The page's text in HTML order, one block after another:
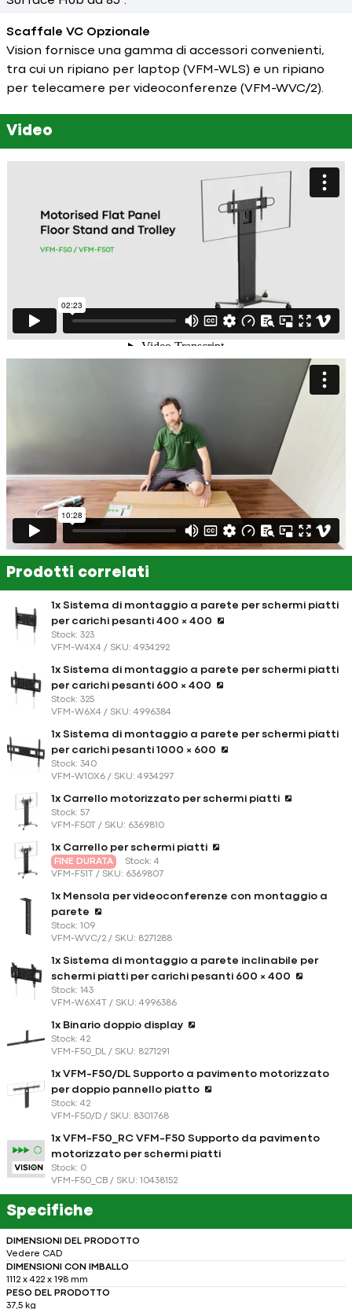
Scaffale VC Opzionale
Vision fornisce una gamma di accessori convenienti,
tra cui un ripiano per laptop (VFM-WLS) e un ripiano
per telecamere per videoconferenze (VFM-WVC/2).
Video
Prodotti correlati
1x Sistema di montaggio a parete per schermi piatti
per carichi pesanti 400 × 400
Stock: 323
VFM-W4X4 / SKU: 4934292
1x Sistema di montaggio a parete per schermi piatti
per carichi pesanti 600 × 400
Stock: 325
VFM-W6X4 / SKU: 4996384
1x Sistema di montaggio a parete per schermi piatti
per carichi pesanti 1000 × 600
Stock: 340
VFM-W10X6 / SKU: 4934297
1x Carrello motorizzato per schermi piatti
Stock: 57
VFM-F50T / SKU: 6369810
1x Carrello per schermi piatti
FINE DURATA
Stock: 4
VFM-F51T / SKU: 6369807
1x Mensola per videoconferenze con montaggio a
parete
Stock: 109
VFM-WVC/2 / SKU: 8271288
1x Sistema di montaggio a parete inclinabile per
schermi piatti per carichi pesanti 600 × 400
Stock: 143
VFM-W6X4T / SKU: 4996386
1x Binario doppio display
Stock: 42
VFM-F50_DL / SKU: 8271291
1x VFM-F50/DL Supporto a pavimento motorizzato
per doppio pannello piatto
Stock: 42
VFM-F50/D / SKU: 8301768
1x VFM-F50_RC VFM-F50 Supporto da pavimento
motorizzato per schermi piatti
Stock: 0
VFM-F50_CB / SKU: 10438152
Specifiche
DIMENSIONI DEL PRODOTTO
Vedere CAD
DIMENSIONI CON IMBALLO
1112 x 422 x 198 mm
PESO DEL PRODOTTO
37,5 kg